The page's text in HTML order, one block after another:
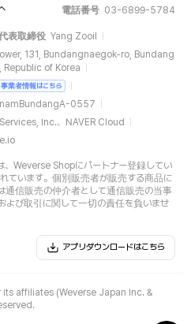
電話番号 03-6899-5784
表取締役 Yang Zooil
131, Bundangnaegok-ro, Bundang
of Korea
事業者情報はこちら
0557
Inc.、NAVER Cloud
Weverse Shopにパートナー登録してい
ています。個別販売者が販売する商品に
信販売の仲介者として通信販売の当事
よび取引に関して一切の責任を負いませ
アプリダウンロードはこちら
affiliates (Weverse Japan Inc. &